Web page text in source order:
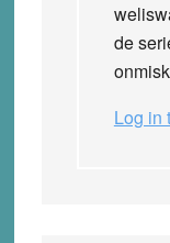
de
Log in